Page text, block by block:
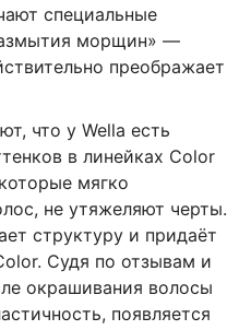
специальные
морщин» —
преображает
что у Wella есть
в линейках Color
мягко
не утяжеляют черты.
структуру и придаёт
Судя по отзывам и
окрашивания волосы
появляется